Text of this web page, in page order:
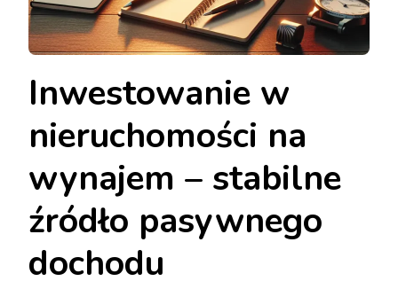
Inwestowanie w
nieruchomości na
wynajem – stabilne
źródło pasywnego
dochodu